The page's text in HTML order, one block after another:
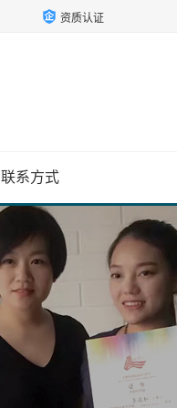
资质认证
联系方式